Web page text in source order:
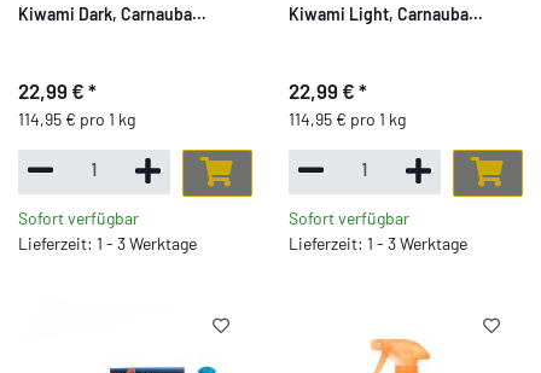
Kiwami Dark, Carnauba
22,99 € *
114,95 € pro 1 kg
Sofort verfügbar
Lieferzeit: 1 - 3 Werktage
Kiwami Light, Carnauba
22,99 € *
114,95 € pro 1 kg
Sofort verfügbar
Lieferzeit: 1 - 3 Werktage